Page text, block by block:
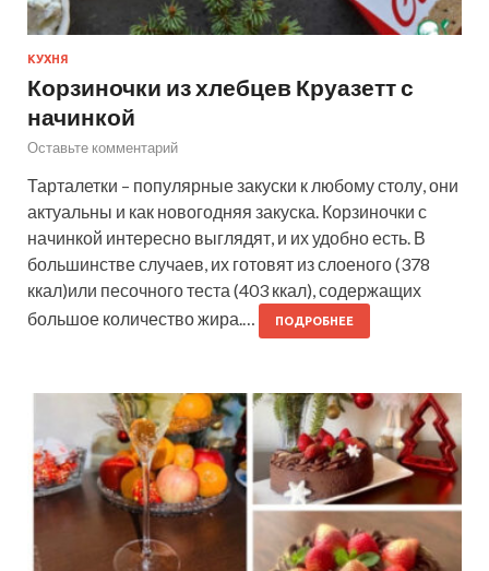
КУХНЯ
Корзиночки из хлебцев Круазетт с
начинкой
Оставьте комментарий
Тарталетки – популярные закуски к любому столу, они
актуальны и как новогодняя закуска. Корзиночки с
начинкой интересно выглядят, и их удобно есть. В
большинстве случаев, их готовят из слоеного (378
ккал)или песочного теста (403 ккал), содержащих
большое количество жира.…
ПОДРОБНЕЕ